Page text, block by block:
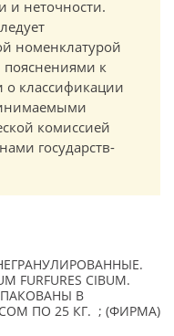
и неточности.
номенклатурой
к
классификации
комиссией
государств-
CIBUM.
В
ПО 25 КГ. ; (ФИРМА)